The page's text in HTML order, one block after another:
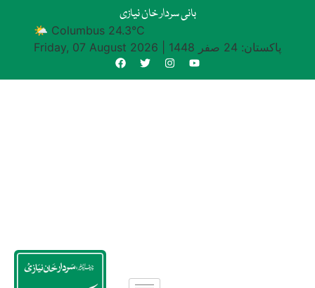
بانی سردار خان نیازی
🌤 Columbus 24.3°C
Friday, 07 August 2026
پاکستان: 24 صفر 1448